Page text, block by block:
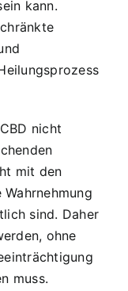
kann.
nicht
mit den
sind. Daher
ohne
muss.